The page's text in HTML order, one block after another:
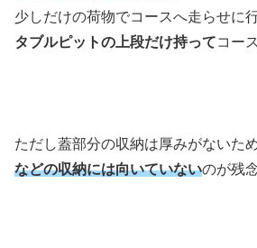
少しだけの荷物でコースへ走らせに
タブルピットの上段だけ持ってコー
ただし蓋部分の収納は厚みがないため
などの収納には向いていないのが残